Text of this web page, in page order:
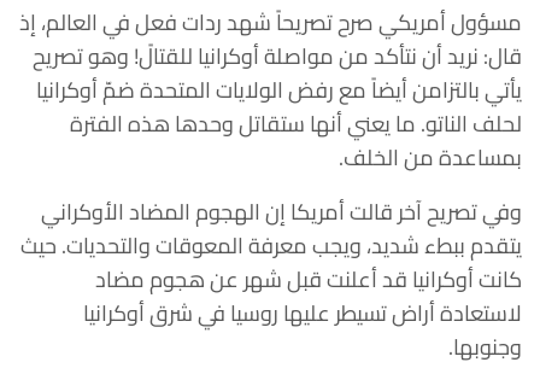
مسؤول أمريكي صرح تصريحاً شهد ردات فعل في العالم، إذ
قال: نريد أن نتأكد من مواصلة أوكرانيا للقتالً! وهو تصريح
يأتي بالتزامن أيضاً مع رفض الولايات المتحدة ضمّ أوكرانيا
لحلف الناتو. ما يعني أنها ستقاتل وحدها هذه الفترة
بمساعدة من الخلف.
وفي تصريح آخر قالت أمريكا إن الهجوم المضاد الأوكراني
يتقدم ببطء شديد، ويجب معرفة المعوقات والتحديات. حيث
كانت أوكرانيا قد أعلنت قبل شهر عن هجوم مضاد
لاستعادة أراض تسيطر عليها روسيا في شرق أوكرانيا
وجنوبها.